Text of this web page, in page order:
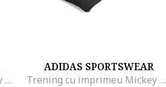
Trening cu imprimeu Mickey Mouse, Rosu/Negru/Verde deschis
ADIDAS SPORTSWEAR
Trening cu imprimeu Mickey Mouse, Rosu/Negru/Verde deschis